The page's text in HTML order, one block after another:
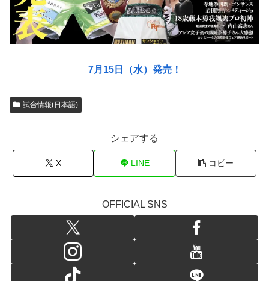
7月15日（水）発売！
試合情報(日本語)
シェアする
X LINE コピー
OFFICIAL SNS